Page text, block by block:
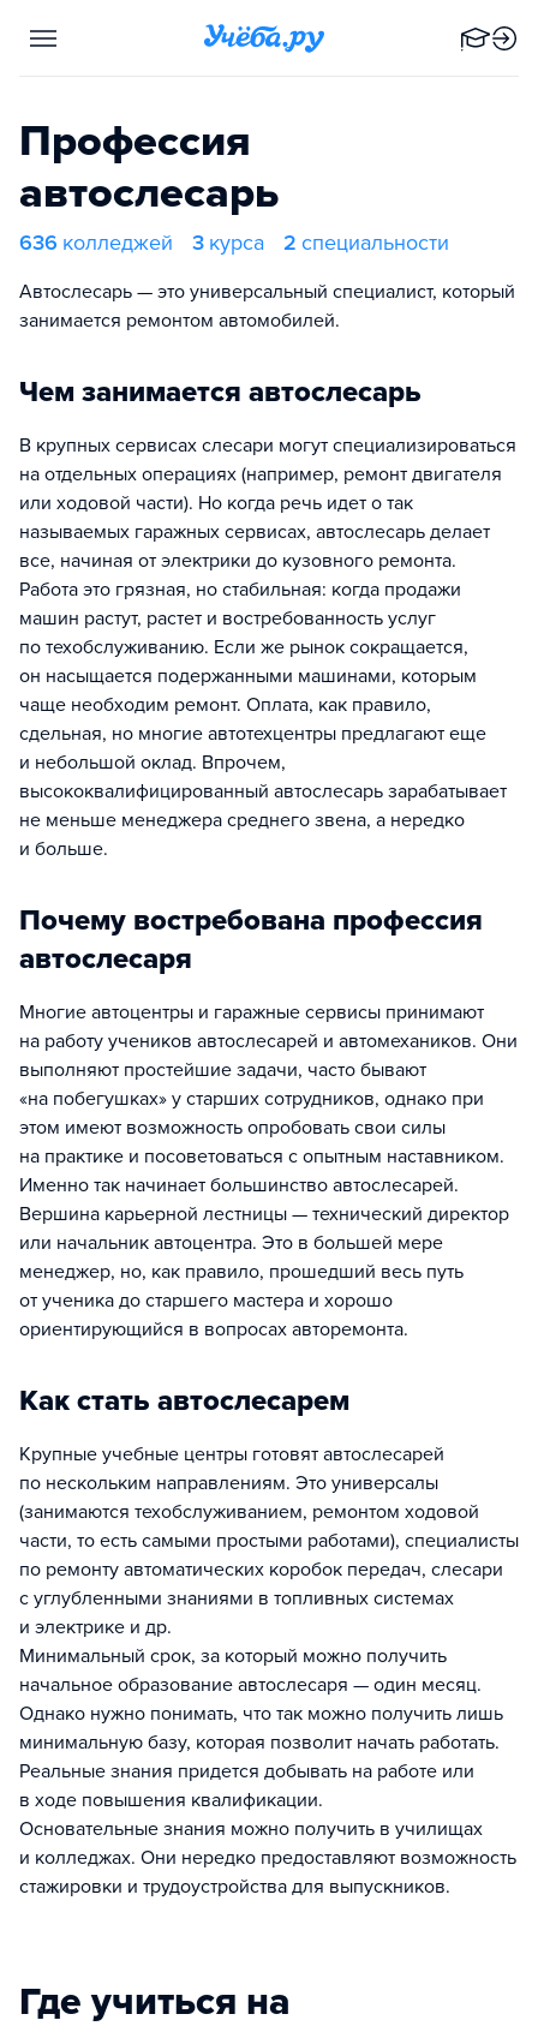
Профессия
автослесарь
636 колледжей 3 курса 2 специальности
Автослесарь — это универсальный специалист, который
занимается ремонтом автомобилей.
Чем занимается автослесарь
В крупных сервисах слесари могут специализироваться
на отдельных операциях (например, ремонт двигателя
или ходовой части). Но когда речь идет о так
называемых гаражных сервисах, автослесарь делает
все, начиная от электрики до кузовного ремонта.
Работа это грязная, но стабильная: когда продажи
машин растут, растет и востребованность услуг
по техобслуживанию. Если же рынок сокращается,
он насыщается подержанными машинами, которым
чаще необходим ремонт. Оплата, как правило,
сдельная, но многие автотехцентры предлагают еще
и небольшой оклад. Впрочем,
высококвалифицированный автослесарь зарабатывает
не меньше менеджера среднего звена, а нередко
и больше.
Почему востребована профессия
автослесаря
Многие автоцентры и гаражные сервисы принимают
на работу учеников автослесарей и автомехаников. Они
выполняют простейшие задачи, часто бывают
«на побегушках» у старших сотрудников, однако при
этом имеют возможность опробовать свои силы
на практике и посоветоваться с опытным наставником.
Именно так начинает большинство автослесарей.
Вершина карьерной лестницы — технический директор
или начальник автоцентра. Это в большей мере
менеджер, но, как правило, прошедший весь путь
от ученика до старшего мастера и хорошо
ориентирующийся в вопросах авторемонта.
Как стать автослесарем
Крупные учебные центры готовят автослесарей
по нескольким направлениям. Это универсалы
(занимаются техобслуживанием, ремонтом ходовой
части, то есть самыми простыми работами), специалисты
по ремонту автоматических коробок передач, слесари
с углубленными знаниями в топливных системах
и электрике и др.
Минимальный срок, за который можно получить
начальное образование автослесаря — один месяц.
Однако нужно понимать, что так можно получить лишь
минимальную базу, которая позволит начать работать.
Реальные знания придется добывать на работе или
в ходе повышения квалификации.
Основательные знания можно получить в училищах
и колледжах. Они нередко предоставляют возможность
стажировки и трудоустройства для выпускников.
Где учиться на